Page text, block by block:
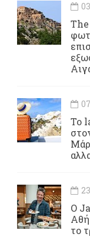
Τhe
Το
Ο
το